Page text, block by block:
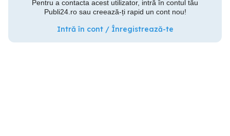
Pentru a contacta acest utilizator, intră în contul tău
Publi24.ro sau creează-ți rapid un cont nou!
Intră în cont / Înregistrează-te